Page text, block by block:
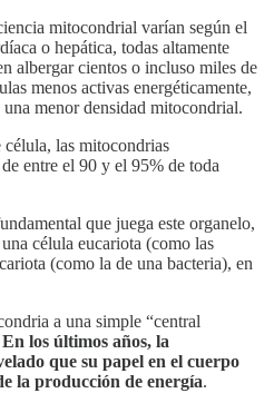
mitocondrial varían según el
o hepática, todas altamente
albergar cientos o incluso miles de
menos activas energéticamente,
menor densidad mitocondrial.
las mitocondrias
entre el 90 y el 95% de toda
que juega este organelo,
célula eucariota (como las
(como la de una bacteria), en
a una simple “central
En los últimos años, la
que su papel en el cuerpo
la producción de energía.